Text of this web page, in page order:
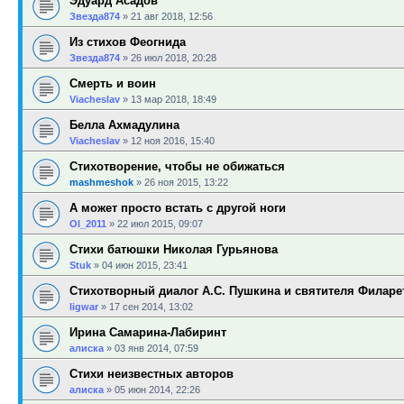
Звезда874 » 21 авг 2018, 12:56
Из стихов Феогнида
Звезда874 » 26 июл 2018, 20:28
Смерть и воин
Viacheslav » 13 мар 2018, 18:49
Белла Ахмадулина
Viacheslav » 12 ноя 2016, 15:40
Стихотворение, чтобы не обижаться
mashmeshok » 26 ноя 2015, 13:22
А может просто встать с другой ноги
Ol_2011 » 22 июл 2015, 09:07
Стихи батюшки Николая Гурьянова
Stuk » 04 июн 2015, 23:41
Стихотворный диалог А.С. Пушкина и святителя
ligwar » 17 сен 2014, 13:02
Ирина Самарина-Лабиринт
алиска » 03 янв 2014, 07:59
Стихи неизвестных авторов
алиска » 05 июн 2014, 22:26